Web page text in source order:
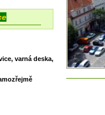
varná deska,